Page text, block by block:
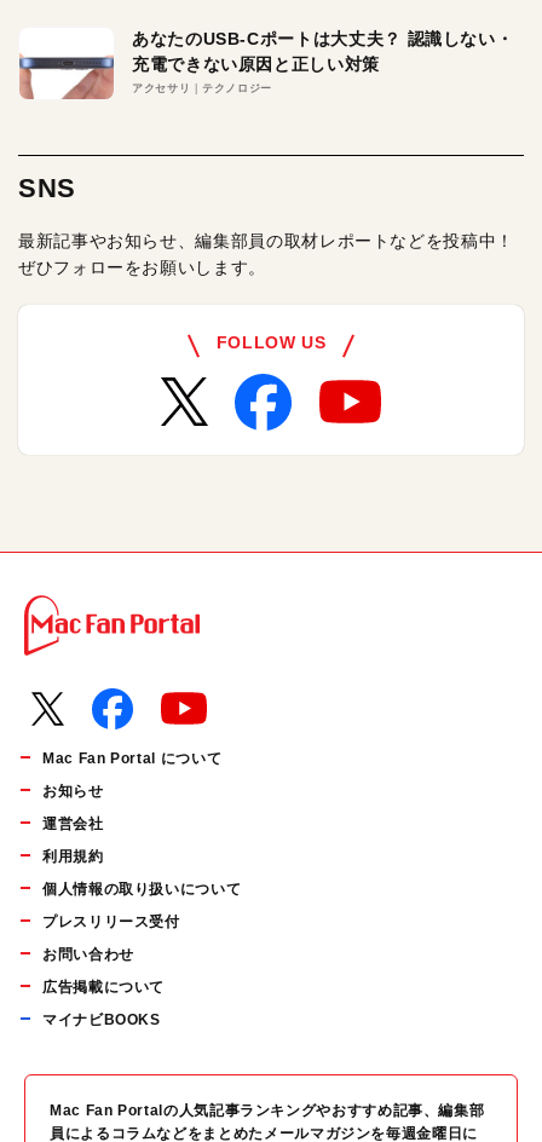
あなたのUSB-Cポートは大丈夫？ 認識しない・
充電できない原因と正しい対策
アクセサリ テクノロジー
SNS
最新記事やお知らせ、編集部員の取材レポートなどを投稿中！
ぜひフォローをお願いします。
FOLLOW US
Mac Fan Portal について
お知らせ
運営会社
利用規約
個人情報の取り扱いについて
プレスリリース受付
お問い合わせ
広告掲載について
マイナビBOOKS
Mac Fan Portalの人気記事ランキングやおすすめ記事、編集部
員によるコラムなどをまとめたメールマガジンを毎週金曜日に